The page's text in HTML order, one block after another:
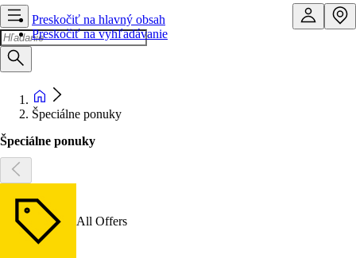
Preskočiť na hlavný obsah
Preskočiť na vyhľadávanie
Špeciálne ponuky
Špeciálne ponuky
All Offers